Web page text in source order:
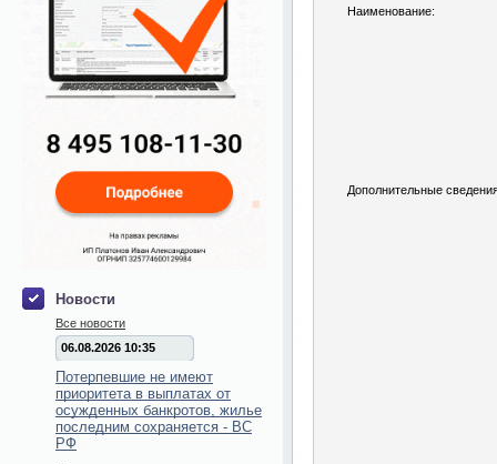
Новости
Все новости
06.08.2026 10:35
Потерпевшие не имеют
приоритета в выплатах от
осужденных банкротов, жилье
последним сохраняется - ВС
РФ
Наименование:
Дополнительные